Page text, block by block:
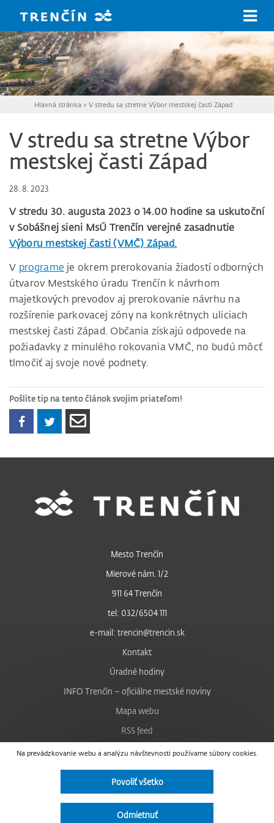
Hlavná stránka >V stredu sa stretne Výbor mestskej časti Západ
V stredu sa stretne Výbor
mestskej časti Západ
28. 8. 2023
V stredu 30. augusta 2023 o 14.00 hodine sa uskutoční
v Sobášnej sieni MsÚ Trenčín verejné zasadnutie
Výboru mestskej časti (VMČ) Západ.
V programe je okrem prerokovania žiadostí odborných
útvarov Mestského úradu Trenčín k návrhom
majetkových prevodov aj prerokovanie návrhu na
rozšírenie parkovacej zóny na konkrétnych uliciach
mestskej časti Západ. Občania získajú odpovede na
požiadavky z minulého rokovania VMČ, no budú môcť
tlmočiť aj svoje nové podnety.
Pošlite tip na tento článok svojim priateľom!
Na prevádzkovanie webu a analýzu návštevnosti používame súbory cookies.
Povoliť všetko
Odmietnuť
Mesto Trenčín
Mierové nám. 1/2
911 64 Trenčín
tel: 032/6504 111
e-mail: trencin@trencin.sk
Kontakt
Úradné hodiny
INFO Trenčín – oficiálne mestské noviny
Mapa webu
RSS feed
Nastavenie cookies
Facebook
Instagram